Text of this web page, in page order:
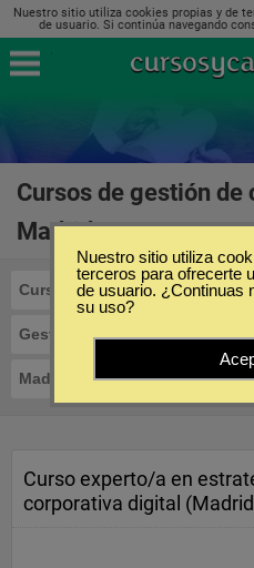
Nuestro sitio utiliza cookies propias y de
de usuario. Si continúa navegando
Cursos de gestión de
Madrid
Cursos
Gestión de Contenidos Web
Madrid
Curso experto/a en
corporativa digital
Nuestro sitio utiliza
terceros para ofrecerte
de usuario. ¿Continuas
su uso?